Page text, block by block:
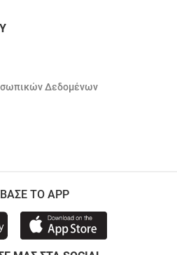
Δεδομένων
ΤΟ APP